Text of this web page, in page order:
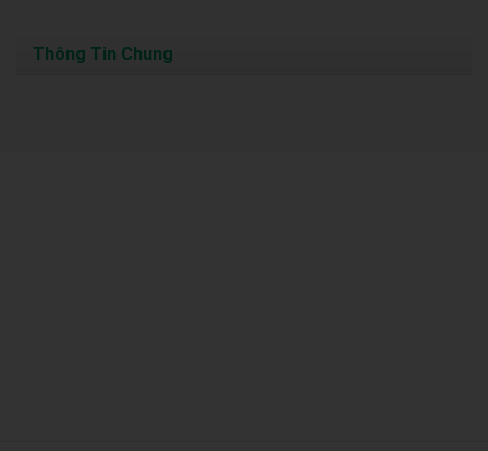
Thông Tin Chung